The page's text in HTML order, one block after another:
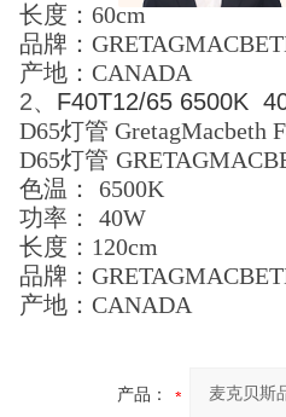
长度：60cm
品牌：
产地：CANADA
2、 F40T12/65 6500K
D65灯管 GretagMacbeth
D65灯管
色温：
6500K
功率：
40W
长度：120cm
品牌：
产地：CANADA
产品：